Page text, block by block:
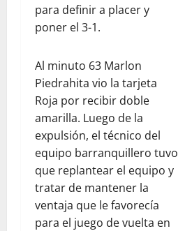
para definir a placer y
poner el 3-1.
Al minuto 63 Marlon
Piedrahita vio la tarjeta
Roja por recibir doble
amarilla. Luego de la
expulsión, el técnico del
equipo barranquillero tuvo
que replantear el equipo y
tratar de mantener la
ventaja que le favorecía
para el juego de vuelta en